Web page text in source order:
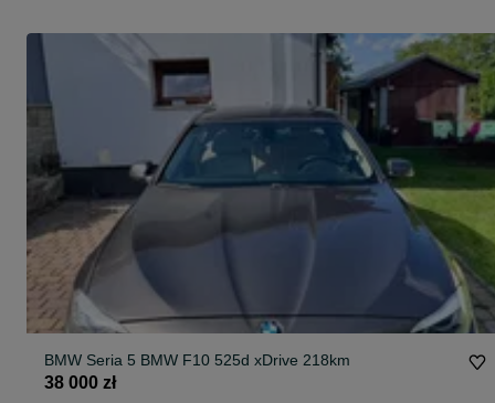
BMW Seria 5 BMW F10 525d xDrive 218km
38 000 zł